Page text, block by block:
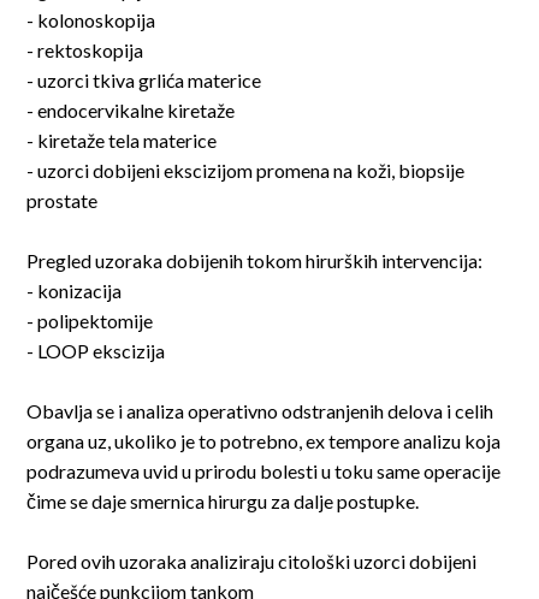
- kolonoskopija
- rektoskopija
- uzorci tkiva grlića materice
- endocervikalne kiretaže
- kiretaže tela materice
- uzorci dobijeni ekscizijom promena na koži, biopsije
prostate
Pregled uzoraka dobijenih tokom hirurških intervencija:
- konizacija
- polipektomije
- LOOP ekscizija
Obavlja se i analiza operativno odstranjenih delova i celih
organa uz, ukoliko je to potrebno, ex tempore analizu koja
podrazumeva uvid u prirodu bolesti u toku same operacije
čime se daje smernica hirurgu za dalje postupke.
Pored ovih uzoraka analiziraju citološki uzorci dobijeni
najčešće punkcijom tankom